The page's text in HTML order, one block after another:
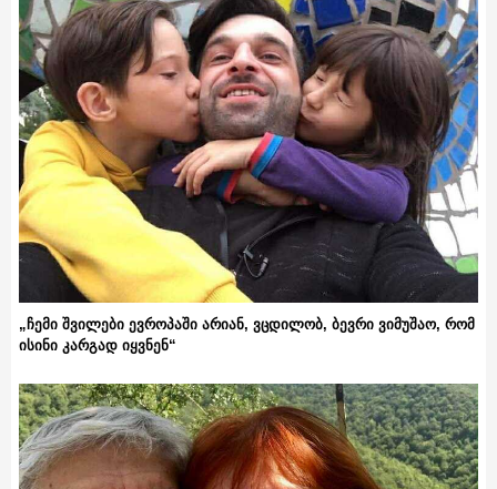
„ჩემი შვილები ევროპაში არიან, ვცდილობ, ბევრი ვიმუშაო, რომ
ისინი კარგად იყვნენ“